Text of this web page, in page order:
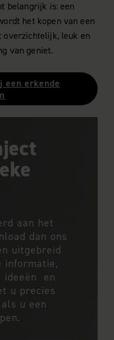
belangrijk is: een
het kopen van een
overzichtelijk, leuk en
van geniet.
een erkende
aan het
dan ons
uitgebreid
informatie,
ideeën en
u precies
u een